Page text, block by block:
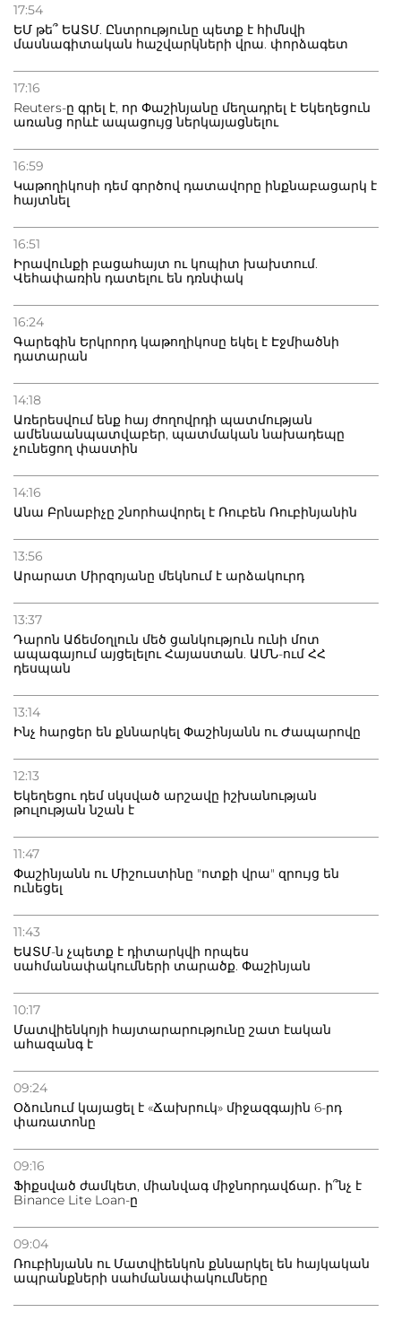
17:54
ԵՄ թե՞ ԵԱՏՄ. Ընտրությունը պետք է հիմնվի
մասնագիտական հաշվարկների վրա. փորձագետ
17:16
Reuters-ը գրել է, որ Փաշինյանը մեղադրել է Եկեղեցուն
առանց որևէ ապացույց ներկայացնելու
16:59
Կաթողիկոսի դեմ գործով դատավորը ինքնաբացարկ է
հայտնել
16:51
Իրավունքի բացահայտ ու կոպիտ խախտում.
Վեհափառին դատելու են դռնփակ
16:24
Գարեգին Երկրորդ կաթողիկոսը եկել է Էջմիածնի
դատարան
14:18
Առերեսվում ենք հայ ժողովրդի պատմության
ամենաանպատվաբեր, պատմական նախադեպը
չունեցող փաստին
14:16
Անա Բրնաբիչը շնորհավորել է Ռուբեն Ռուբինյանին
13:56
Արարատ Միրզոյանը մեկնում է արձակուրդ
13:37
Դարոն Աճեմօղլուն մեծ ցանկություն ունի մոտ
ապագայում այցելելու Հայաստան. ԱՄՆ-ում ՀՀ
դեսպան
13:14
Ինչ հարցեր են քննարկել Փաշինյանն ու Ժապարովը
12:13
Եկեղեցու դեմ սկսված արշավը իշխանության
թուլության նշան է
11:47
Փաշինյանն ու Միշուստինը "ոտքի վրա" զրույց են
ունեցել
11:43
ԵԱՏՄ-ն չպետք է դիտարկվի որպես
սահմանափակումների տարածք. Փաշինյան
10:17
Մատվիենկոյի հայտարարությունը շատ էական
ահազանգ է
09:24
Օձունում կայացել է «Ճախրուկ» միջազգային 6-րդ
փառատոնը
09:16
Ֆիքսված ժամկետ, միանվագ միջնորդավճար․ ի՞նչ է
Binance Lite Loan-ը
09:04
Ռուբինյանն ու Մատվիենկոն քննարկել են հայկական
ապրանքների սահմանափակումները